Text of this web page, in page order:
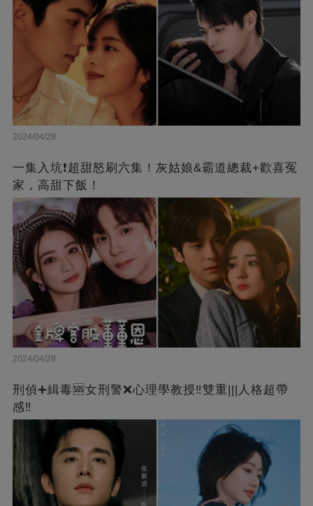
2024/04/28
一集入坑❗超甜怒刷六集！灰姑娘&霸道總裁+歡喜冤
家，高甜下飯！
2024/04/28
刑偵➕緝毒🆘女刑警❌心理學教授‼️雙重|||人格超帶
感‼️